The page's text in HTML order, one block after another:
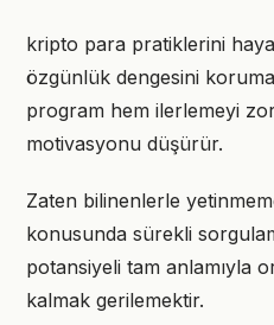
kripto para pratiklerini
özgünlük dengesini
program hem ilerlemeyi
motivasyonu düşürür.
Zaten bilinenlerle
konusunda sürekli
potansiyeli tam anlamıyla
kalmak gerilemektir.